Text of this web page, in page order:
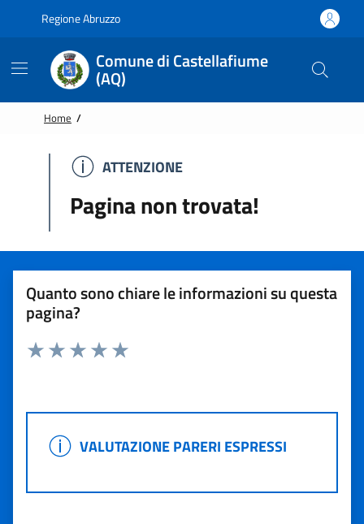
Regione Abruzzo
Comune di Castellafiume
(AQ)
Home /
ATTENZIONE
ATTENZIONE
Pagina non trovata!
Quanto sono chiare le informazioni su questa
pagina?
Rating:
VALUTAZIONE PARERI ESPRESSI
VALUTAZIONE PARERI ESPRESSI